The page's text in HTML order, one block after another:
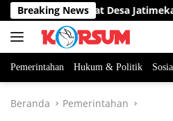
Langsung
ke
konten
Breaking News
Perangkat Desa Jatimekar, Ini
Pemerintahan Hukum & Politik
Beranda Pemerintahan